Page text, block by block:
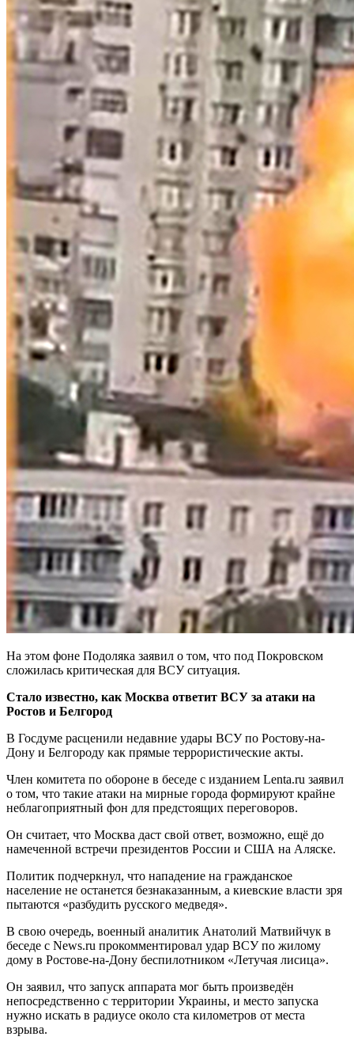
На этом фоне Подоляка заявил о том, что под Покровском
сложилась критическая для ВСУ ситуация.
Стало известно, как Москва ответит ВСУ за атаки на
Ростов и Белгород
В Госдуме расценили недавние удары ВСУ по Ростову-на-
Дону и Белгороду как прямые террористические акты.
Член комитета по обороне в беседе с изданием Lenta.ru заявил
о том, что такие атаки на мирные города формируют крайне
неблагоприятный фон для предстоящих переговоров.
Он считает, что Москва даст свой ответ, возможно, ещё до
намеченной встречи президентов России и США на Аляске.
Политик подчеркнул, что нападение на гражданское
население не останется безнаказанным, а киевские власти зря
пытаются «разбудить русского медведя».
В свою очередь, военный аналитик Анатолий Матвийчук в
беседе с News.ru прокомментировал удар ВСУ по жилому
дому в Ростове-на-Дону беспилотником «Летучая лисица».
Он заявил, что запуск аппарата мог быть произведён
непосредственно с территории Украины, и место запуска
нужно искать в радиусе около ста километров от места
взрыва.